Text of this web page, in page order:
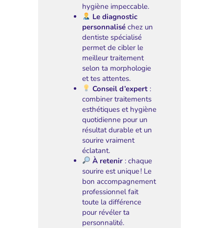
hygiène impeccable.
Le diagnostic
personnalisé chez un
dentiste spécialisé
permet de cibler le
meilleur traitement
selon ta morphologie
et tes attentes.
Conseil d’expert :
combiner traitements
esthétiques et hygiène
quotidienne pour un
résultat durable et un
sourire vraiment
éclatant.
À retenir : chaque
sourire est unique ! Le
bon accompagnement
professionnel fait
toute la différence
pour révéler ta
personnalité.